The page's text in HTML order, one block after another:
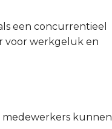
een concurrentieel
voor werkgeluk en
medewerkers kunnen